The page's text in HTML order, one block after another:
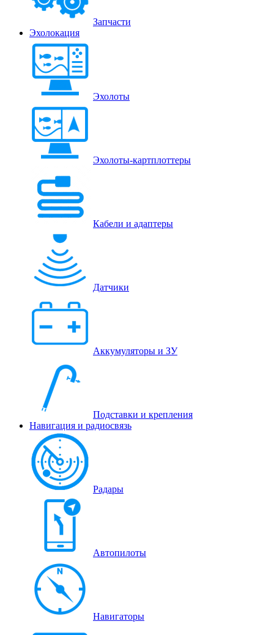
Запчасти
Эхолокация
Эхолоты
Эхолоты-картплоттеры
Кабели и адаптеры
Датчики
Аккумуляторы и ЗУ
Подставки и крепления
Навигация и радиосвязь
Радары
Автопилоты
Навигаторы